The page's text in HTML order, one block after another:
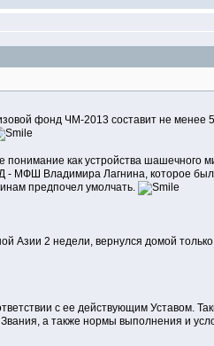
фонд ЧМ-2013 составит не менее
как устройства шашечного
МФШ Владимира Лагнина, которое
предпочел умолчать.
Азии 2 недели, вернулся домой
с ее действующим Уставом.
а также нормы выполнения и